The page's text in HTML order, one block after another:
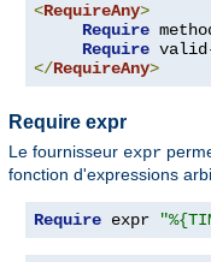
<RequireAny>
Require
Require
</RequireAny>
Require expr
Le fournisseur expr
fonction d'expressions
Require expr